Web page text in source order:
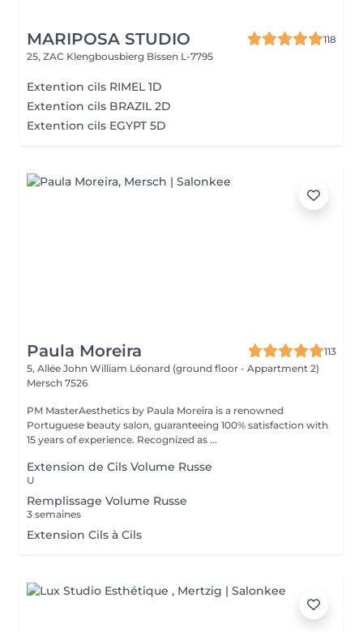
MARIPOSA STUDIO
118
25, ZAC Klengbousbierg Bissen L-7795
Extention cils RIMEL 1D
Extention cils BRAZIL 2D
Extention cils EGYPT 5D
Paula Moreira
113
5, Allée John William Léonard (ground floor - Appartment 2)
Mersch 7526
PM MasterAesthetics by Paula Moreira is a renowned
Portuguese beauty salon, guaranteeing 100% satisfaction with
15 years of experience. Recognized as ...
Extension de Cils Volume Russe
U
Remplissage Volume Russe
3 semaines
Extension Cils à Cils